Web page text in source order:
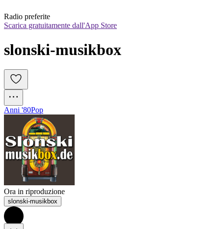
Radio preferite
Scarica gratuitamente dall'App Store
slonski-musikbox
Anni '80Pop
Ora in riproduzione
slonski-musikbox